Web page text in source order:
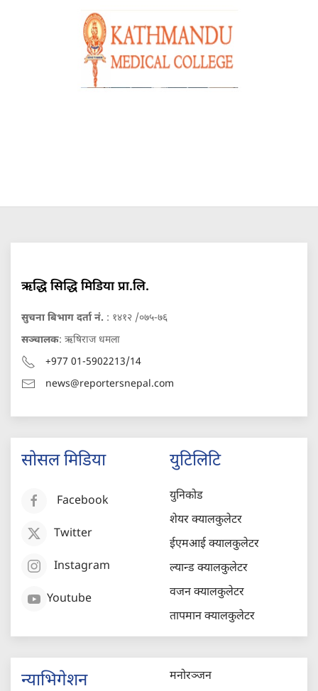
ऋद्धि सिद्धि मिडिया प्रा.लि.
सुचना बिभाग दर्ता नं. : १४१२ /०७५-७६
सञ्चालक: ऋषिराज धमला
+977 01-5902213/14
news@reportersnepal.com
सोसल मिडिया
Facebook
Twitter
Instagram
Youtube
युटिलिटि
युनिकोड
शेयर क्यालकुलेटर
ईएमआई क्यालकुलेटर
ल्यान्ड क्यालकुलेटर
वजन क्यालकुलेटर
तापमान क्यालकुलेटर
न्याभिगेशन मनोरञ्जन